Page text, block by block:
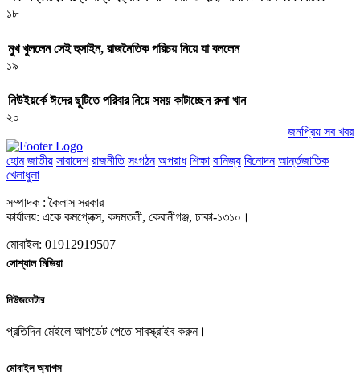
১৮
মুখ খুললেন সেই হুসাইন, রাজনৈতিক পরিচয় নিয়ে যা বললেন
১৯
নিউইয়র্কে ঈদের ছুটিতে পরিবার নিয়ে সময় কাটাচ্ছেন রুনা খান
২০
জনপ্রিয় সব খবর
হোম জাতীয় সারাদেশ রাজনীতি সংগঠন অপরাধ শিক্ষা বানিজ্য বিনোদন আর্ন্তজাতিক
খেলাধুলা
সম্পাদক : কৈলাস সরকার
কার্যালয়: একে কমপ্লেক্স, কদমতলী, কেরানীগঞ্জ, ঢাকা-১৩১০।
মোবাইল: 01912919507
সোশ্যাল মিডিয়া
নিউজলেটার
প্রতিদিন মেইলে আপডেট পেতে সাবস্ক্রাইব করুন।
মোবাইল অ্যাপস